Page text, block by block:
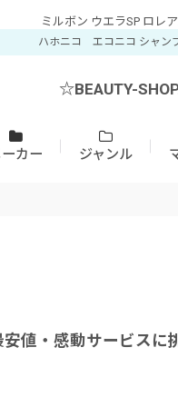
ミルボン ウエラSP ロレ
ハホニコ エコニコ シャン
☆BEAUTY-
ーカー ジャンル
値・感動サービスに